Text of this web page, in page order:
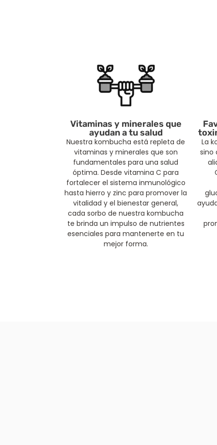
Vitaminas y minerales que
ayudan a tu salud
Nuestra kombucha está repleta de
vitaminas y minerales que son
fundamentales para una salud
óptima. Desde vitamina C para
fortalecer el sistema inmunológico
hasta hierro y zinc para promover la
vitalidad y el bienestar general,
cada sorbo de nuestra kombucha
te brinda un impulso de nutrientes
esenciales para mantenerte en tu
mejor forma.
La
sino